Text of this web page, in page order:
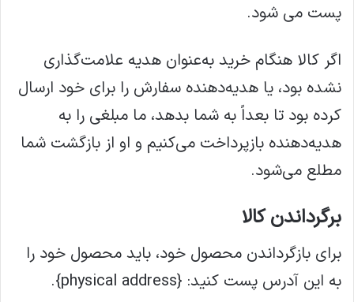
پست می شود.
اگر کالا هنگام خرید به‌عنوان هدیه علامت‌گذاری
نشده بود، یا هدیه‌دهنده سفارش را برای خود ارسال
کرده بود تا بعداً به شما بدهد، ما مبلغی را به
هدیه‌دهنده بازپرداخت می‌کنیم و او از بازگشت شما
مطلع می‌شود.
برگرداندن کالا
برای بازگرداندن محصول خود، باید محصول خود را
به این آدرس پست کنید: {physical address}.